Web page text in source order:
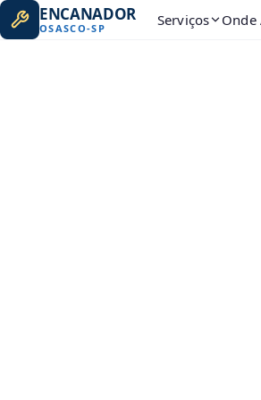
ENCANADOR
OSASCO-SP Serviços Onde